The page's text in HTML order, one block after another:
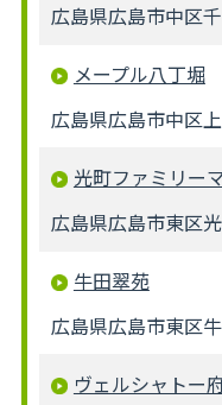
広島県広島市中区
メープル八丁堀
広島県広島市中区
光町ファミリー
広島県広島市東区
牛田翠苑
広島県広島市東区
ヴェルシャトー